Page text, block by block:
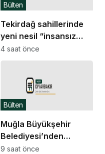
Tekirdağ sahillerinde
yeni nesil “insansız
cankurtaran
araçları” görevde
Bülten
4 saat önce
Muğla Büyükşehir
Belediyesi’nden
yangından etkilenen
Bülten
9 saat önce